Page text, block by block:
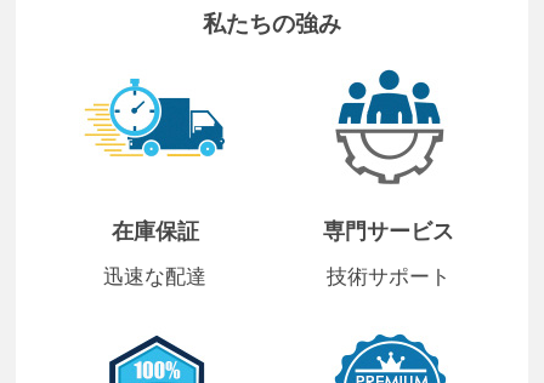
私たちの強み
在庫保証
迅速な配達
専門サービス
技術サポート